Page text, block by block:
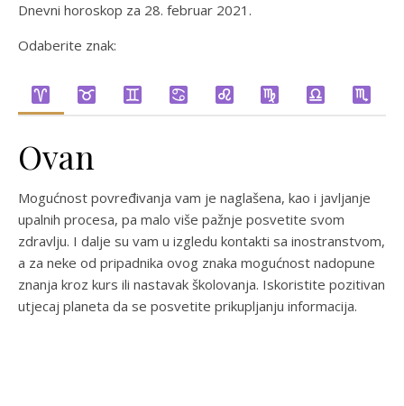
Dnevni horoskop za 28. februar 2021.
Odaberite znak:
Ovan
Mogućnost povređivanja vam je naglašena, kao i javljanje
upalnih procesa, pa malo više pažnje posvetite svom
zdravlju. I dalje su vam u izgledu kontakti sa inostranstvom,
a za neke od pripadnika ovog znaka mogućnost nadopune
znanja kroz kurs ili nastavak školovanja. Iskoristite pozitivan
utjecaj planeta da se posvetite prikupljanju informacija.